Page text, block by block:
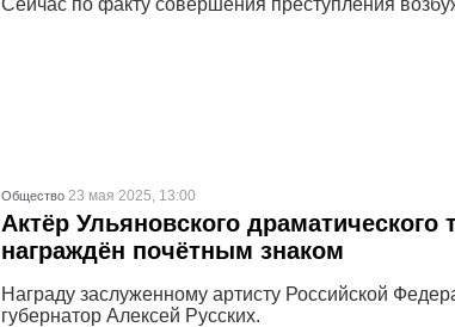
Сейчас по факту совершения преступления
Общество 23 мая 2025, 13:00
Актёр Ульяновского драматического
награждён почётным знаком
Награду заслуженному артисту Российской
губернатор Алексей Русских.